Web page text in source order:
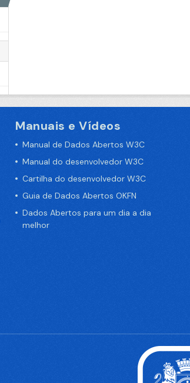
Manuais e Vídeos
Manual de Dados Abertos W3C
Manual do desenvolvedor W3C
Cartilha do desenvolvedor W3C
Guia de Dados Abertos OKFN
Dados Abertos para um dia a dia
melhor